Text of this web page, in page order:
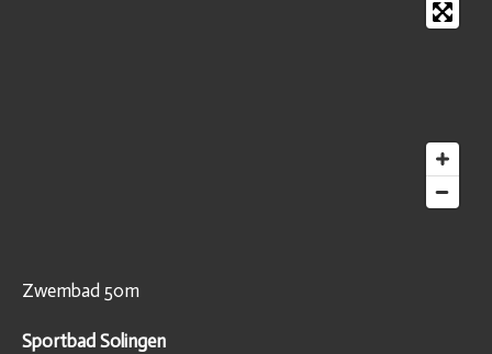
Zwembad 50m
Sportbad Solingen